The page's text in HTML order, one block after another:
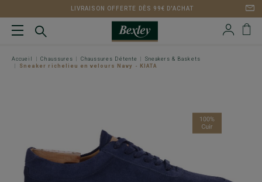
LIVRAISON OFFERTE DÈS 99€ D'ACHAT
Accueil Chaussures Chaussures Détente
Sneakers & Baskets
Sneaker richelieu en velours Navy - KIATA